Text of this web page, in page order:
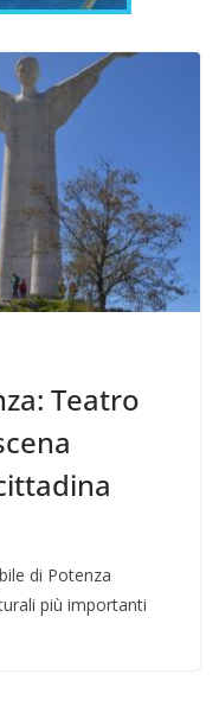
Teatro
di Potenza
più importanti